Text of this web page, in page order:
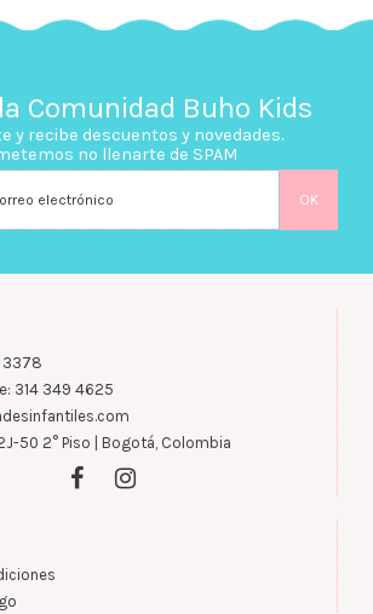
Comunidad Buho Kids
y recibe descuentos y novedades.
no llenarte de SPAM
3378
314 349 4625
50 2° Piso | Bogotá, Colombia